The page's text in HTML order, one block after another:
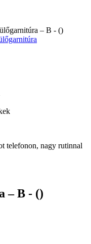
– B - ()
telefonon, nagy rutinnal
– B - ()